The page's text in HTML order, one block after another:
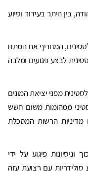
בין היתר בעידוד וסיוע
המחריף את המתח
לבצע פגועים ומלבה
מפני יציאת המונים
ממהומות משום חשש
הרשות המסכלת
וניסיונות פיגוע על ידי
עם רצועת עזה